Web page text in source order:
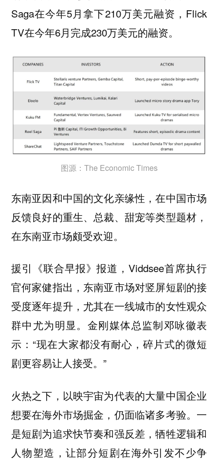
Saga在今年5月拿下210万美元融资，Flick
TV在今年6月完成230万美元的融资。
图源：The Economic Times
东南亚因和中国的文化亲缘性，在中国市场
反馈良好的重生、总裁、甜宠等类型题材，
在东南亚市场颇受欢迎。
援引《联合早报》报道，Viddsee首席执行
官何家健指出，东南亚市场对竖屏短剧的接
受度逐年提升，尤其在一线城市的女性观众
群中尤为明显。金刚媒体总监制邓咏徽表
示：“现在大家都没有耐心，碎片式的微短
剧更容易让人接受。”
火热之下，以映宇宙为代表的大量中国企业
想要在海外市场掘金，仍面临诸多考验。一
是短剧为追求快节奏和强反差，牺牲逻辑和
人物塑造，让部分短剧在海外引发不少争